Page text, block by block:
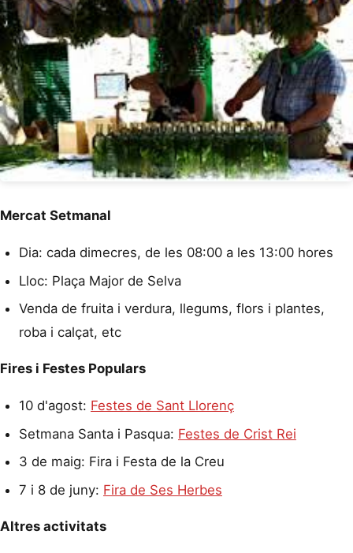
Mercat Setmanal
Dia: cada dimecres, de les 08:00 a les 13:00 hores
Lloc: Plaça Major de Selva
Venda de fruita i verdura, llegums, flors i plantes,
roba i calçat, etc
Fires i Festes Populars
10 d'agost: Festes de Sant Llorenç
Setmana Santa i Pasqua: Festes de Crist Rei
3 de maig: Fira i Festa de la Creu
7 i 8 de juny: Fira de Ses Herbes
Altres activitats